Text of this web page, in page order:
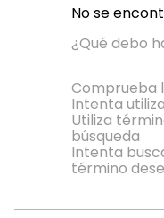
No se
¿Qué debo
Comprueba
Intenta
Utiliza
búsqueda
Intenta
término
Sofa
Cuadros
Cama
Mesa Centro
Mesa Noche